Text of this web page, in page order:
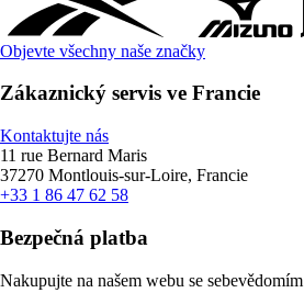
Objevte všechny naše značky
Zákaznický servis ve Francie
Kontaktujte nás
11 rue Bernard Maris
37270 Montlouis-sur-Loire, Francie
+33 1 86 47 62 58
Bezpečná platba
Nakupujte na našem webu se sebevědomím